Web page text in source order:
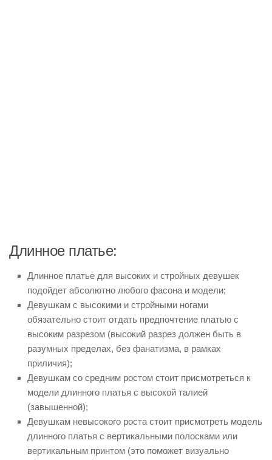
Длинное платье:
Длинное платье для высоких и стройных девушек
подойдет абсолютно любого фасона и модели;
Девушкам с высокими и стройными ногами
обязательно стоит отдать предпочтение платью с
высоким разрезом (высокий разрез должен быть в
разумных пределах, без фанатизма, в рамках
приличия);
Девушкам со средним ростом стоит присмотреться к
модели длинного платья с высокой талией
(завышенной);
Девушкам невысокого роста стоит присмотреть модель
длинного платья с вертикальными полосками или
вертикальным принтом (это поможет визуально